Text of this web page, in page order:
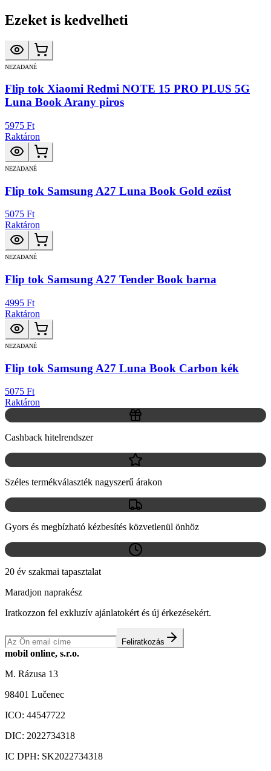
Ezeket is kedvelheti
NEZADANÉ
Flip tok Xiaomi Redmi NOTE 15 PRO PLUS 5G
Luna Book Arany piros
5975 Ft
Raktáron
NEZADANÉ
Flip tok Samsung A27 Luna Book Gold ezüst
5075 Ft
Raktáron
NEZADANÉ
Flip tok Samsung A27 Tender Book barna
4995 Ft
Raktáron
NEZADANÉ
Flip tok Samsung A27 Luna Book Carbon kék
5075 Ft
Raktáron
Cashback hitelrendszer
Széles termékválaszték nagyszerű árakon
Gyors és megbízható kézbesítés közvetlenül önhöz
20 év szakmai tapasztalat
Maradjon naprakész
Iratkozzon fel exkluzív ajánlatokért és új érkezésekért.
Feliratkozás
mobil online, s.r.o.
M. Rázusa 13
98401 Lučenec
ICO: 44547722
DIC: 2022734318
IC DPH: SK2022734318